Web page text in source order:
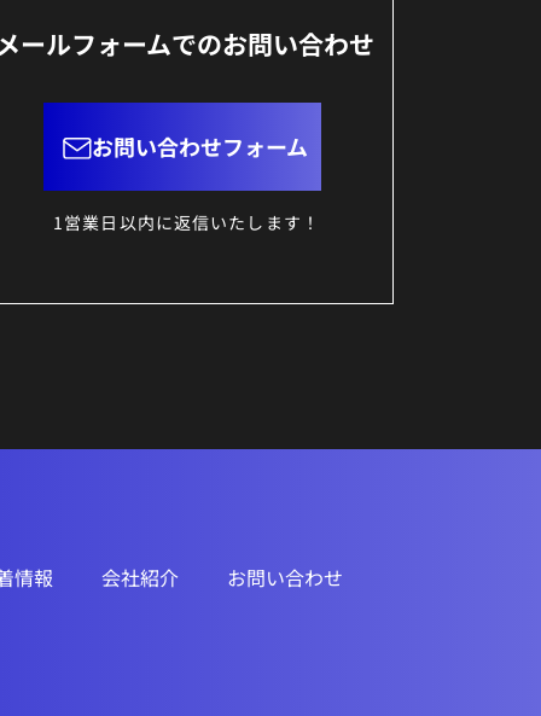
ールフォームでのお問い合わせ
お問い合わせフォーム
1営業日以内に返信いたします！
情報 会社紹介 お問い合わせ